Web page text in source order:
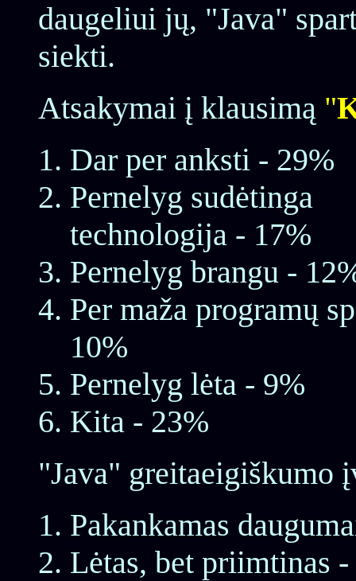
daugeliui jų, "Java"
siekti.
Atsakymai į klausimą "
Dar per anksti - 29%
Pernelyg sudėtinga
technologija - 17%
Pernelyg brangu -
Per maža programų
10%
Pernelyg lėta - 9%
Kita - 23%
"Java" greitaeigiškumo
Pakankamas
Lėtas, bet priimtinas